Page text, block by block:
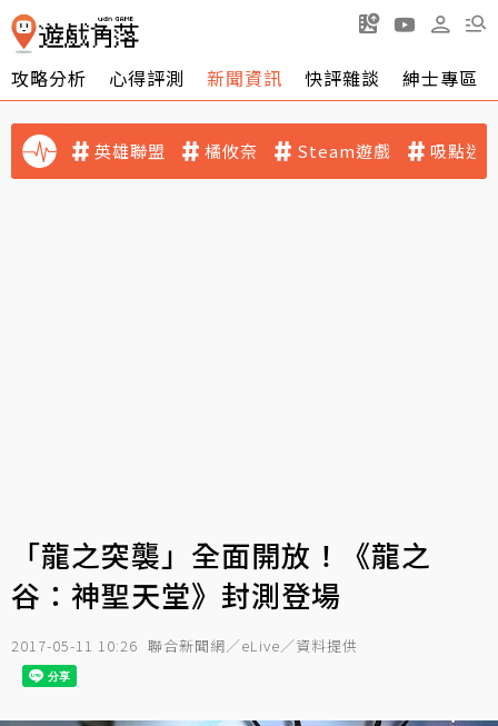
攻略分析 心得評測 新聞資訊 快評雜談 紳士專區
英雄聯盟 橘攸奈 Steam遊戲 吸點迷
「龍之突襲」全面開放！《龍之
谷：神聖天堂》封測登場
2017-05-11 10:26 聯合新聞網／eLive／資料提供